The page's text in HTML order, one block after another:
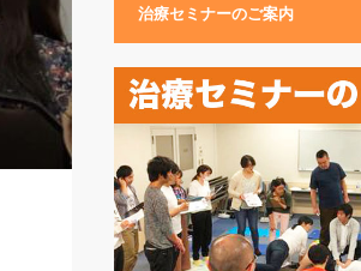
治療セミナーのご案内